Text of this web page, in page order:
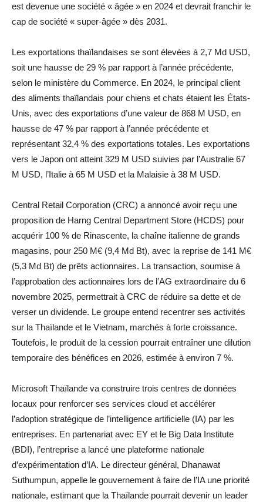
est devenue une société « âgée » en 2024 et devrait franchir le
cap de société « super-âgée » dès 2031.
Les exportations thaïlandaises se sont élevées à 2,7 Md USD,
soit une hausse de 29 % par rapport à l’année précédente,
selon le ministère du Commerce. En 2024, le principal client
des aliments thaïlandais pour chiens et chats étaient les États-
Unis, avec des exportations d’une valeur de 868 M USD, en
hausse de 47 % par rapport à l’année précédente et
représentant 32,4 % des exportations totales. Les exportations
vers le Japon ont atteint 329 M USD suivies par l’Australie 67
M USD, l’Italie à 65 M USD et la Malaisie à 38 M USD.
Central Retail Corporation (CRC) a annoncé avoir reçu une
proposition de Harng Central Department Store (HCDS) pour
acquérir 100 % de Rinascente, la chaîne italienne de grands
magasins, pour 250 M€ (9,4 Md Bt), avec la reprise de 141 M€
(5,3 Md Bt) de prêts actionnaires. La transaction, soumise à
l’approbation des actionnaires lors de l’AG extraordinaire du 6
novembre 2025, permettrait à CRC de réduire sa dette et de
verser un dividende. Le groupe entend recentrer ses activités
sur la Thaïlande et le Vietnam, marchés à forte croissance.
Toutefois, le produit de la cession pourrait entraîner une dilution
temporaire des bénéfices en 2026, estimée à environ 7 %.
Microsoft Thaïlande va construire trois centres de données
locaux pour renforcer ses services cloud et accélérer
l’adoption stratégique de l’intelligence artificielle (IA) par les
entreprises. En partenariat avec EY et le Big Data Institute
(BDI), l’entreprise a lancé une plateforme nationale
d’expérimentation d’IA. Le directeur général, Dhanawat
Suthumpun, appelle le gouvernement à faire de l’IA une priorité
nationale, estimant que la Thaïlande pourrait devenir un leader